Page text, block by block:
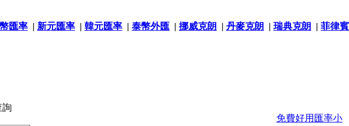
匯率 | 新元匯率 | 韓元匯率 | 泰幣外匯 | 挪威克朗 | 丹麥克朗 | 瑞典克朗 | 菲律賓
詢
免費好用匯率小